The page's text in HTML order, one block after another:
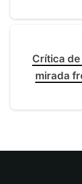
Crítica de
mirada